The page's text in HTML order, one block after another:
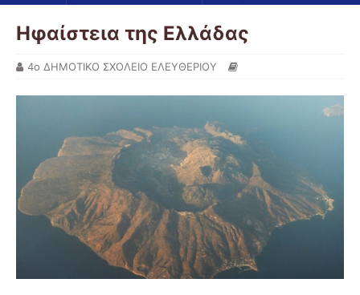
Ηφαίστεια της Ελλάδας
4ο ΔΗΜΟΤΙΚΟ ΣΧΟΛΕΙΟ ΕΛΕΥΘΕΡΙΟΥ